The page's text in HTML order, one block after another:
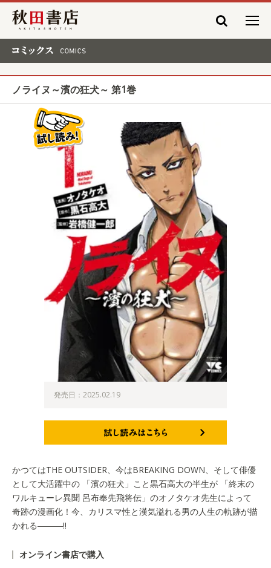
秋田書店
ノライヌ～濱の狂犬～ 第1巻
発売日：2025.02.19
かつてはTHE OUTSIDER、今はBREAKING DOWN、そして俳優
として大活躍中の 「濱の狂犬」こと黒石高大の半生が 「終末の
ワルキューレ異聞 呂布奉先飛将伝」のオノタケオ先生によって
奇跡の漫画化！今、カリスマ性と漢気溢れる男の人生の軌跡が描
かれる―――!!
オンライン書店で購入